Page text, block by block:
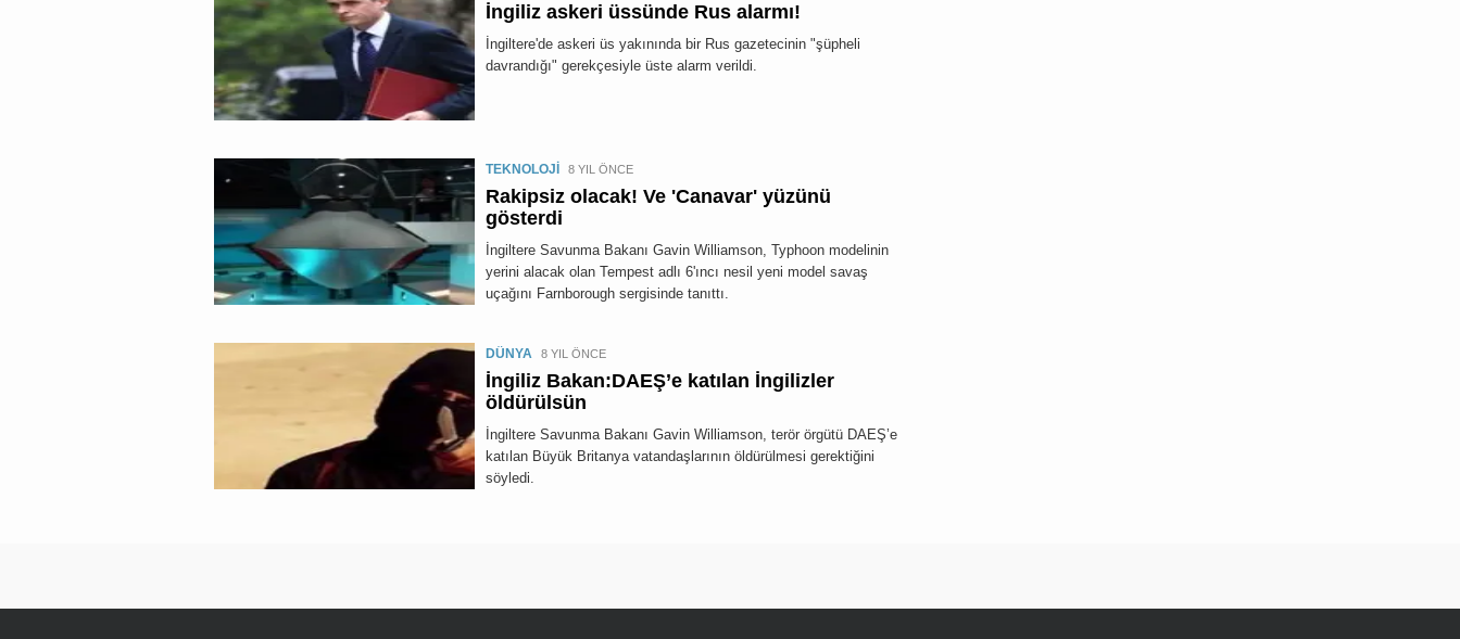
İngiliz askeri üssünde Rus alarmı!
İngiltere'de askeri üs yakınında bir Rus gazetecinin "şüpheli
davrandığı" gerekçesiyle üste alarm verildi.
TEKNOLOJİ 8 YIL ÖNCE
Rakipsiz olacak! Ve 'Canavar' yüzünü
gösterdi
İngiltere Savunma Bakanı Gavin Williamson, Typhoon modelinin
yerini alacak olan Tempest adlı 6'ıncı nesil yeni model savaş
uçağını Farnborough sergisinde tanıttı.
DÜNYA 8 YIL ÖNCE
İngiliz Bakan:DAEŞ’e katılan İngilizler
öldürülsün
İngiltere Savunma Bakanı Gavin Williamson, terör örgütü DAEŞ’e
katılan Büyük Britanya vatandaşlarının öldürülmesi gerektiğini
söyledi.